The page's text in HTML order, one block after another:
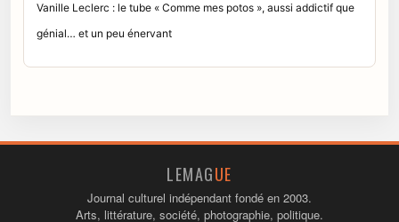
Vanille Leclerc : le tube « Comme mes potos », aussi addictif que
génial… et un peu énervant
LEMAGUE
Journal culturel indépendant fondé en 2003.
Arts, littérature, société, photographie, politique.